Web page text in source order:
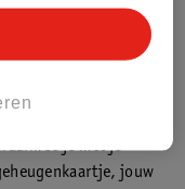
Dit betekent dat je
je met je
jouw